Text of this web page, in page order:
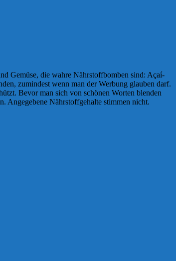
Gemüse, die wahre Nährstoffbomben sind: Açaí-
zumindest wenn man der Werbung glauben darf.
Bevor man sich von schönen Worten blenden
Angegebene Nährstoffgehalte stimmen nicht.